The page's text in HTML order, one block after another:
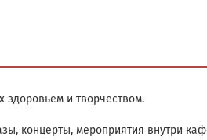
здоровьем и творчеством.
концерты, мероприятия внутри